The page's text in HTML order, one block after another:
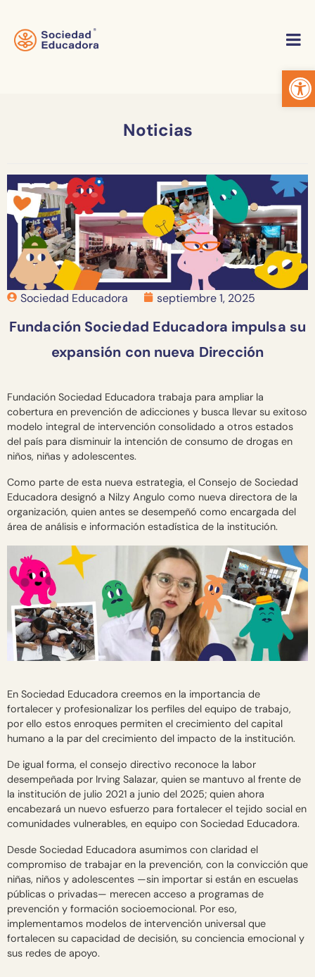
Noticias
Sociedad Educadora septiembre 1, 2025
Fundación Sociedad Educadora impulsa su
expansión con nueva Dirección
Fundación Sociedad Educadora trabaja para ampliar la
cobertura en prevención de adicciones y busca llevar su exitoso
modelo integral de intervención consolidado a otros estados
del país para disminuir la intención de consumo de drogas en
niños, niñas y adolescentes.
Como parte de esta nueva estrategia, el Consejo de Sociedad
Educadora designó a Nilzy Angulo como nueva directora de la
organización, quien antes se desempeñó como encargada del
área de análisis e información estadística de la institución.
En Sociedad Educadora creemos en la importancia de
fortalecer y profesionalizar los perfiles del equipo de trabajo,
por ello estos enroques permiten el crecimiento del capital
humano a la par del crecimiento del impacto de la institución.
De igual forma, el consejo directivo reconoce la labor
desempeñada por Irving Salazar, quien se mantuvo al frente de
la institución de julio 2021 a junio del 2025; quien ahora
encabezará un nuevo esfuerzo para fortalecer el tejido social en
comunidades vulnerables, en equipo con Sociedad Educadora.
Desde Sociedad Educadora asumimos con claridad el
compromiso de trabajar en la prevención, con la convicción que
niñas, niños y adolescentes —sin importar si están en escuelas
públicas o privadas— merecen acceso a programas de
prevención y formación socioemocional. Por eso,
implementamos modelos de intervención universal que
fortalecen su capacidad de decisión, su conciencia emocional y
sus redes de apoyo.